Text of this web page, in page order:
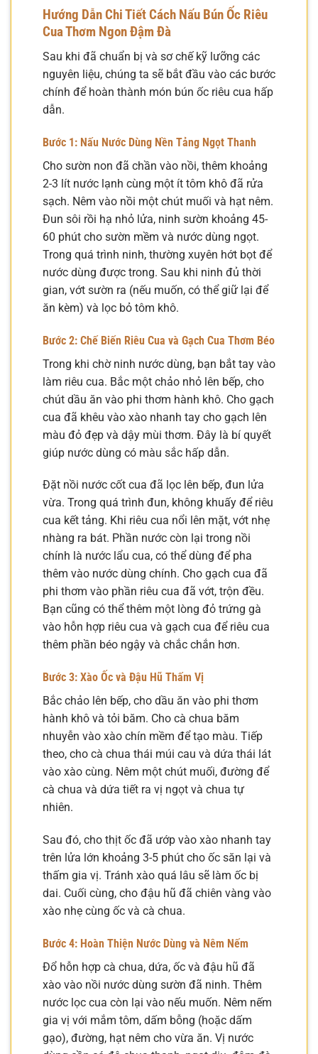
Hướng Dẫn Chi TiếtCách Nấu Bún Ốc Riêu
CuaThơm Ngon Đậm Đà
Sau khi đã chuẩn bị và sơ chế kỹ lưỡng các
nguyên liệu, chúng ta sẽ bắt đầu vào các bước
chính để hoàn thành món bún ốc riêu cua hấp
dẫn.
Bước 1: Nấu Nước Dùng Nền Tảng Ngọt Thanh
Cho sườn non đã chần vào nồi, thêm khoảng
2-3 lít nước lạnh cùng một ít tôm khô đã rửa
sạch. Nêm vào nồi một chút muối và hạt nêm.
Đun sôi rồi hạ nhỏ lửa, ninh sườn khoảng 45-
60 phút cho sườn mềm và nước dùng ngọt.
Trong quá trình ninh, thường xuyên hớt bọt để
nước dùng được trong. Sau khi ninh đủ thời
gian, vớt sườn ra (nếu muốn, có thể giữ lại để
ăn kèm) và lọc bỏ tôm khô.
Bước 2: Chế Biến Riêu Cua và Gạch Cua Thơm Béo
Trong khi chờ ninh nước dùng, bạn bắt tay vào
làm riêu cua. Bắc một chảo nhỏ lên bếp, cho
chút dầu ăn vào phi thơm hành khô. Cho gạch
cua đã khêu vào xào nhanh tay cho gạch lên
màu đỏ đẹp và dậy mùi thơm. Đây là bí quyết
giúp nước dùng có màu sắc hấp dẫn.
Đặt nồi nước cốt cua đã lọc lên bếp, đun lửa
vừa. Trong quá trình đun, không khuấy để riêu
cua kết tảng. Khi riêu cua nổi lên mặt, vớt nhẹ
nhàng ra bát. Phần nước còn lại trong nồi
chính là nước lẩu cua, có thể dùng để pha
thêm vào nước dùng chính. Cho gạch cua đã
phi thơm vào phần riêu cua đã vớt, trộn đều.
Bạn cũng có thể thêm một lòng đỏ trứng gà
vào hỗn hợp riêu cua và gạch cua để riêu cua
thêm phần béo ngậy và chắc chắn hơn.
Bước 3: Xào Ốc và Đậu Hũ Thấm Vị
Bắc chảo lên bếp, cho dầu ăn vào phi thơm
hành khô và tỏi băm. Cho cà chua băm
nhuyễn vào xào chín mềm để tạo màu. Tiếp
theo, cho cà chua thái múi cau và dứa thái lát
vào xào cùng. Nêm một chút muối, đường để
cà chua và dứa tiết ra vị ngọt và chua tự
nhiên.
Sau đó, cho thịt ốc đã ướp vào xào nhanh tay
trên lửa lớn khoảng 3-5 phút cho ốc săn lại và
thấm gia vị. Tránh xào quá lâu sẽ làm ốc bị
dai. Cuối cùng, cho đậu hũ đã chiên vàng vào
xào nhẹ cùng ốc và cà chua.
Bước 4: Hoàn Thiện Nước Dùng và Nêm Nếm
Đổ hỗn hợp cà chua, dứa, ốc và đậu hũ đã
xào vào nồi nước dùng sườn đã ninh. Thêm
nước lọc cua còn lại vào nếu muốn. Nêm nếm
gia vị với mắm tôm, dấm bỗng (hoặc dấm
gạo), đường, hạt nêm cho vừa ăn. Vị nước